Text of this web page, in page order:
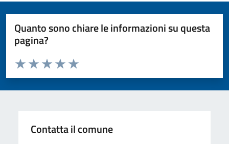
Quanto sono chiare le informazioni su questa
pagina?
Valuta da 1 a 5 stelle la pagina
Valuta 5 stelle su 5
Valuta 4 stelle su 5
Valuta 3 stelle su 5
Valuta 2 stelle su 5
Valuta 1 stelle su 5
Contatta il comune